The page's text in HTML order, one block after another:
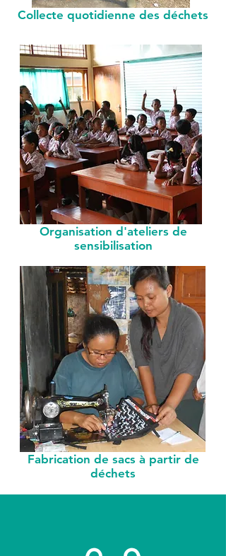
Collecte quotidienne des déchets
Organisation d'ateliers de
sensibilisation
Fabrication de sacs à partir de
déchets